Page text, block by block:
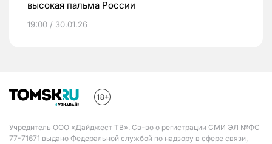
высокая пальма России
19:00 / 30.01.26
Учредитель ООО «Дайджест ТВ». Св-во о регистрации СМИ ЭЛ №ФС
77-71671 выдано Федеральной службой по надзору в сфере связи,